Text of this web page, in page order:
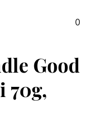
0
Good
70g,